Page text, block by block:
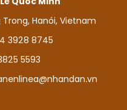
Hanói, Vietnam
3928 8745
5593